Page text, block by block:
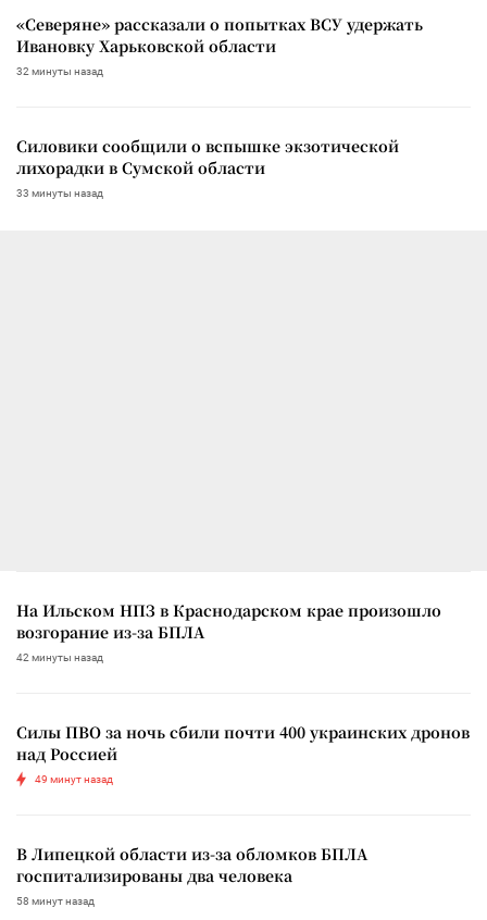
«Северяне» рассказали о попытках ВСУ удержать
Ивановку Харьковской области
32 минуты назад
Силовики сообщили о вспышке экзотической
лихорадки в Сумской области
33 минуты назад
На Ильском НПЗ в Краснодарском крае произошло
возгорание из-за БПЛА
42 минуты назад
Силы ПВО за ночь сбили почти 400 украинских дронов
над Россией
49 минут назад
В Липецкой области из-за обломков БПЛА
госпитализированы два человека
58 минут назад